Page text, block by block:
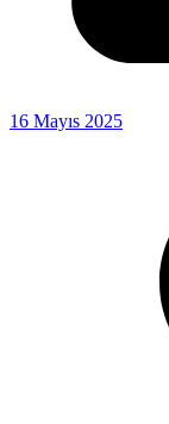
16 Mayıs 2025